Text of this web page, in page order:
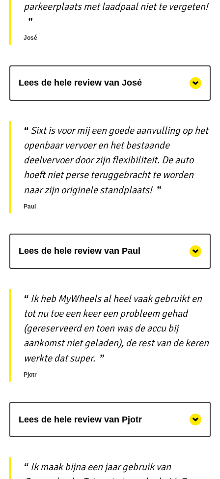
parkeerplaats met laadpaal niet te vergeten!
José
Lees de hele review van José
Sixt is voor mij een goede aanvulling op het
openbaar vervoer en het bestaande
deelvervoer door zijn flexibiliteit. De auto
hoeft niet perse teruggebracht te worden
naar zijn originele standplaats!
Paul
Lees de hele review van Paul
Ik heb MyWheels al heel vaak gebruikt en
tot nu toe een keer een probleem gehad
(gereserveerd en toen was de accu bij
aankomst niet geladen), de rest van de keren
werkte dat super.
Pjotr
Lees de hele review van Pjotr
Ik maak bijna een jaar gebruik van